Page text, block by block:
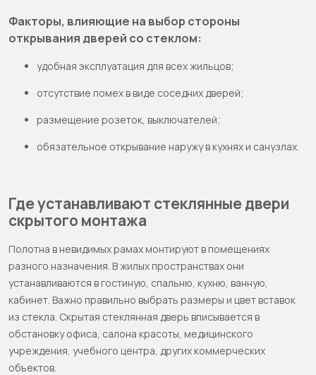
Факторы, влияющие на выбор стороны
открывания дверей со стеклом:
удобная эксплуатация для всех жильцов;
отсутствие помех в виде соседних дверей;
размещение розеток, выключателей;
обязательное открывание наружу в кухнях и санузлах.
Где устанавливают стеклянные двери
скрытого монтажа
Полотна в невидимых рамах монтируют в помещениях
разного назначения. В жилых пространствах они
устанавливаются в гостиную, спальню, кухню, ванную,
кабинет. Важно правильно выбрать размеры и цвет вставок
из стекла. Скрытая стеклянная дверь вписывается в
обстановку офиса, салона красоты, медицинского
учреждения, учебного центра, других коммерческих
объектов.